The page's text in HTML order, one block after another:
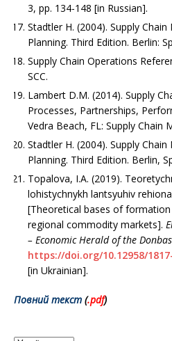
3, рр. 134-148 [in Russian].
Stadtler H. (2004). Supply
Planning. Third Edition. Berlin:
Supply Chain Operations
SCC.
Lambert D.M. (2014). Supply
Processes, Partnerships,
Vedra Beach, FL: Supply Chain
Stadtler H. (2004). Supply
Planning. Third Edition. Berlin,
Topalova, I.A. (2019).
lohistychnykh lantsyuhiv
[Theoretical bases of
regional commodity markets].
– Economic Herald of the Donbas
https://doi.org/10.12958/
[in Ukrainian].
Повний текст (.pdf)